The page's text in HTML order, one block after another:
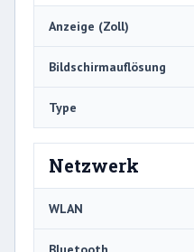
Anzeige (Zoll)
Bildschirmauflösung
Type
Netzwerk
WLAN